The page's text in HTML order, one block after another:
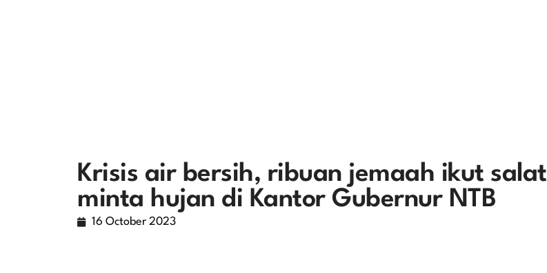
Krisis air bersih, ribuan jemaah ikut salat
minta hujan di Kantor Gubernur NTB
16 October 2023